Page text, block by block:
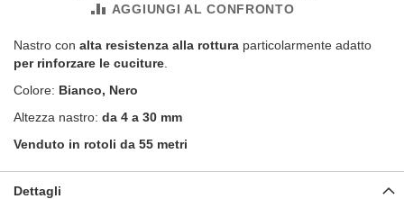
AGGIUNGI AL CONFRONTO
Nastro con alta resistenza alla rottura particolarmente adatto
per rinforzare le cuciture
Colore: Bianco, Nero
Altezza nastro: da 4 a 30 mm
Venduto in rotoli da 55 metri
Dettagli